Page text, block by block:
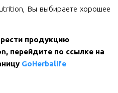
Вы выбираете хорошее
продукцию
перейдите по ссылке на
GoHerbalife